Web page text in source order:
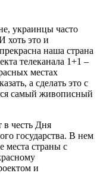
украинцы часто
хоть это и
наша страна
телеканала 1+1 –
местах
а сделать это с
самый живописный
честь Дня
государства. В нем
места страны с
и